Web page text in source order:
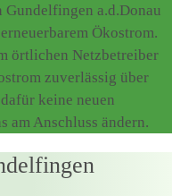
a.d.Donau
Ökostrom.
örtlichen Netzbetreiber
zuverlässig über
keine neuen
am Anschluss ändern.